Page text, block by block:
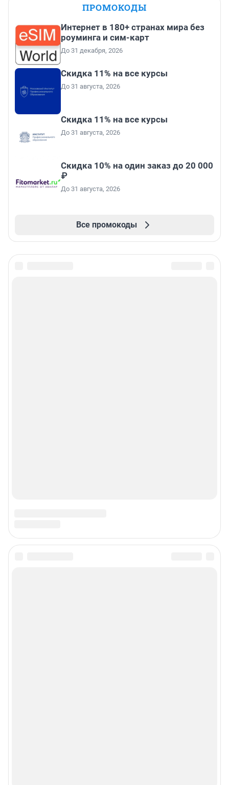
ПРОМОКОДЫ
Интернет в 180+ странах мира без
роуминга и сим-карт
До 31 декабря, 2026
Скидка 11% на все курсы
До 31 августа, 2026
Скидка 11% на все курсы
До 31 августа, 2026
Скидка 10% на один заказ до 20 000
₽
До 31 августа, 2026
Все промокоды